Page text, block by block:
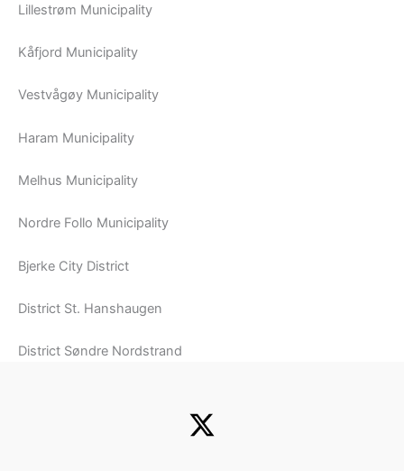
Lillestrøm Municipality
Kåfjord Municipality
Vestvågøy Municipality
Haram Municipality
Melhus Municipality
Nordre Follo Municipality
Bjerke City District
District St. Hanshaugen
District Søndre Nordstrand